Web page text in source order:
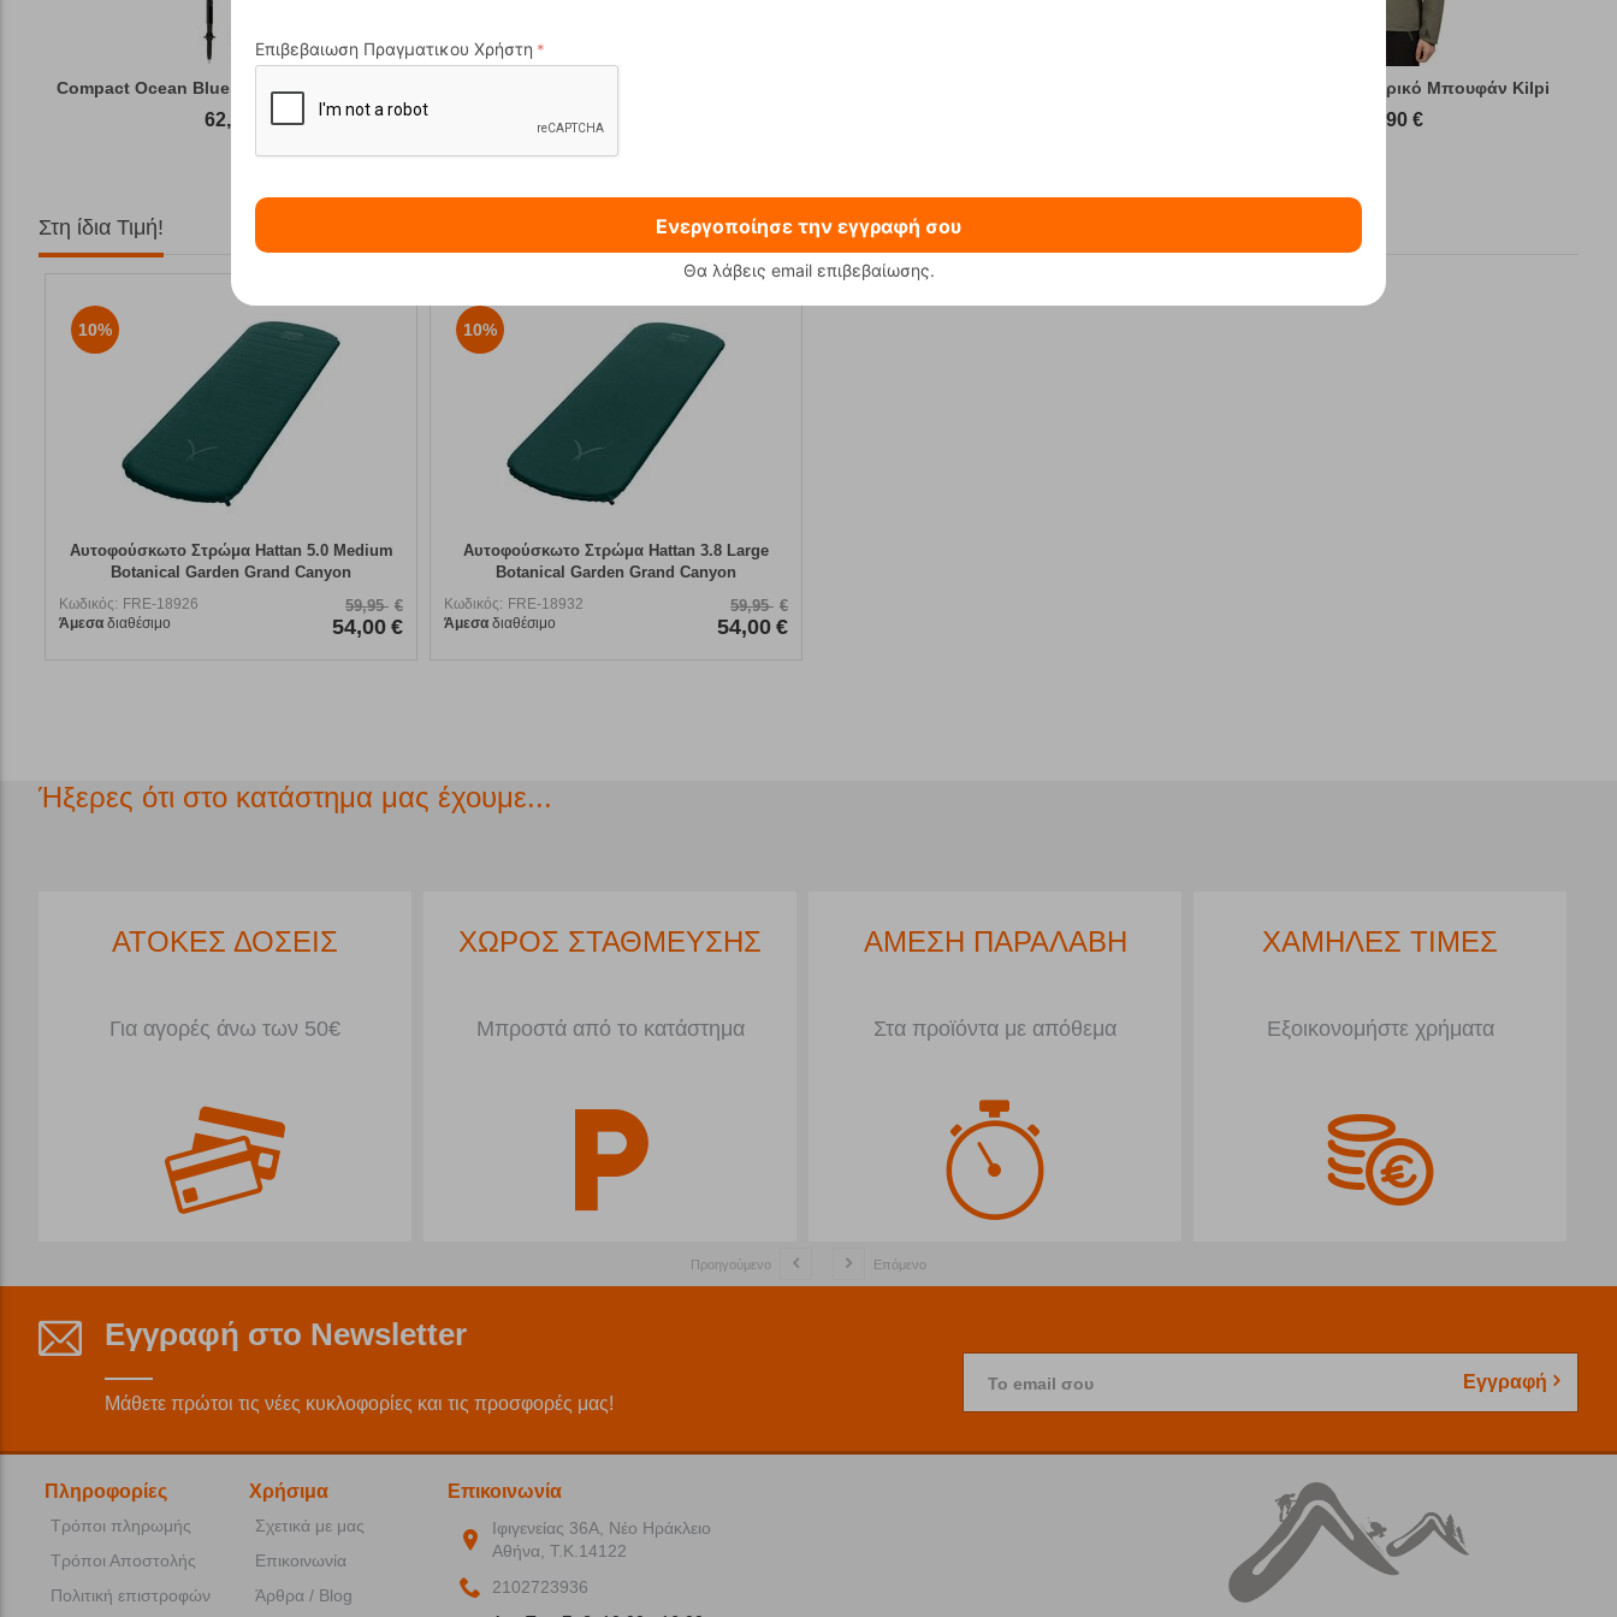
62,50 12,90
Sonna-M Green Ανδρικό Μπουφάν Kilpi
89,90 €
Στη ίδια Τιμή!
10%
Αυτοφούσκωτο Στρώμα Hattan 5.0 Medium
Botanical Garden Grand Canyon
Κωδικός: FRE-18926
Άμεσα διαθέσιμο
59,95 €
54,00 €
10%
Αυτοφούσκωτο Στρώμα Hattan 3.8 Large
Botanical Garden Grand Canyon
Κωδικός: FRE-18932
Άμεσα διαθέσιμο
59,95 €
54,00 €
Ήξερες ότι στο κατάστημα μας έχουμε...
ΑΤΟΚΕΣ ΔΟΣΕΙΣ
Για αγορές άνω των 50€
ΧΩΡΟΣ ΣΤΑΘΜΕΥΣΗΣ
Μπροστά από το κατάστημα
ΑΜΕΣΗ ΠΑΡΑΛΑΒΗ
Στα προϊόντα με απόθεμα
ΧΑΜΗΛΕΣ ΤΙΜΕΣ
Εξοικονομήστε χρήματα
Προηγούμενο Επόμενο
Εγγραφή στο Newsletter
Μάθετε πρώτοι τις νέες κυκλοφορίες και τις προσφορές μας!
Το email σου Εγγραφή
Επιβεβαιωση Πραγματικου Χρήστη
Ενεργοποίησε την εγγραφή σου
Θα λάβεις email επιβεβαίωσης.
Πληροφορίες
Τρόποι πληρωμής
Τρόποι Αποστολής
Πολιτική επιστροφών
Χρήσιμα
Σχετικά με μας
Επικοινωνία
Άρθρα / Blog
Επικοινωνία
Ιφιγενείας 36Α, Νέο Ηράκλειο
Αθήνα, Τ.Κ.14122
2102723936